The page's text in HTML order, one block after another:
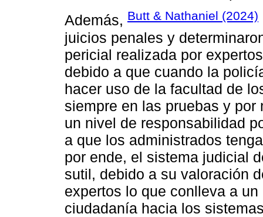
Además, Butt & Nathaniel (2024)
juicios penales y
pericial realizada por
debido a que cuando la
hacer uso de la facultad de
siempre en las pruebas y
un nivel de responsabilidad
a que los administrados
por ende, el sistema judicial
sutil, debido a su valoración
expertos lo que conlleva a
ciudadanía hacia los